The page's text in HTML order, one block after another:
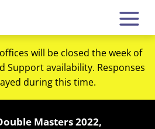
will be closed the week of
Support availability. Responses
during this time.
Masters 2022,